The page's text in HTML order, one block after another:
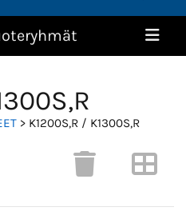
> K1200S,R / K1300S,R